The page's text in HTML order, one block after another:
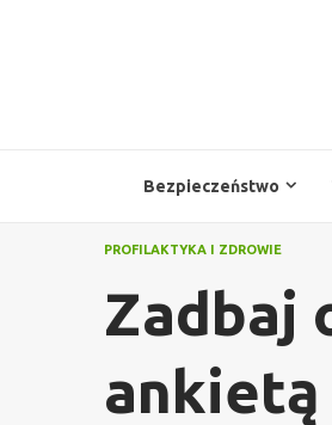
Bezpieczeństwo
PROFILAKTYKA I ZDROWIE
Zadbaj
ankietą